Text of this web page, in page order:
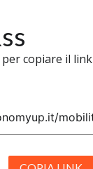
copiare il link